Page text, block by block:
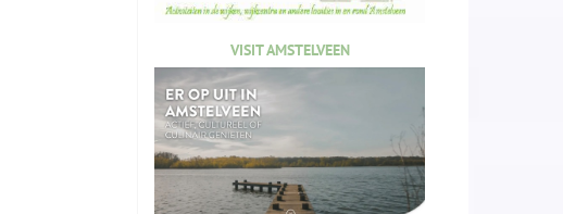
VISIT AMSTELVEEN